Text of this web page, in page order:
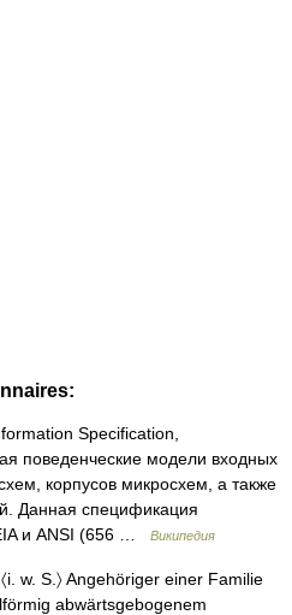
Specification,
поведенческие модели входных
корпусов микросхем, а также
Данная спецификация
и ANSI (656 …
Википедия
w. S.〉 Angehöriger einer Familie
abwärtsgebogenem